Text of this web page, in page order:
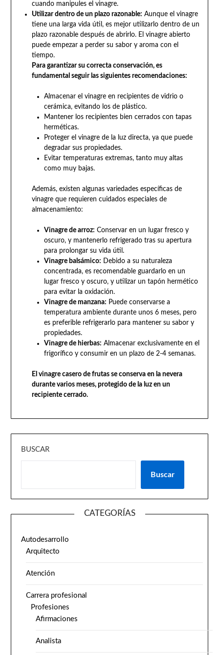
cuando manipules el vinagre.
Utilizar dentro de un plazo razonable: Aunque el vinagre
tiene una larga vida útil, es mejor utilizarlo dentro de un
plazo razonable después de abrirlo. El vinagre abierto
puede empezar a perder su sabor y aroma con el
tiempo.
Para garantizar su correcta conservación, es
fundamental seguir las siguientes recomendaciones:
Almacenar el vinagre en recipientes de vidrio o
cerámica, evitando los de plástico.
Mantener los recipientes bien cerrados con tapas
herméticas.
Proteger el vinagre de la luz directa, ya que puede
degradar sus propiedades.
Evitar temperaturas extremas, tanto muy altas
como muy bajas.
Además, existen algunas variedades específicas de
vinagre que requieren cuidados especiales de
almacenamiento:
Vinagre de arroz: Conservar en un lugar fresco y
oscuro, y mantenerlo refrigerado tras su apertura
para prolongar su vida útil.
Vinagre balsámico: Debido a su naturaleza
concentrada, es recomendable guardarlo en un
lugar fresco y oscuro, y utilizar un tapón hermético
para evitar la oxidación.
Vinagre de manzana: Puede conservarse a
temperatura ambiente durante unos 6 meses, pero
es preferible refrigerarlo para mantener su sabor y
propiedades.
Vinagre de hierbas: Almacenar exclusivamente en el
frigorífico y consumir en un plazo de 2-4 semanas.
El vinagre casero de frutas se conserva en la nevera
durante varios meses, protegido de la luz en un
recipiente cerrado.
BUSCAR
Buscar
CATEGORÍAS
Autodesarrollo
Arquitecto
Atención
Carrera profesional
Profesiones
Afirmaciones
Analista